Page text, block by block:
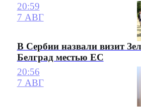
20:59
7 АВГ
В Сербии назвали визит
Белград местью ЕС
20:56
7 АВГ